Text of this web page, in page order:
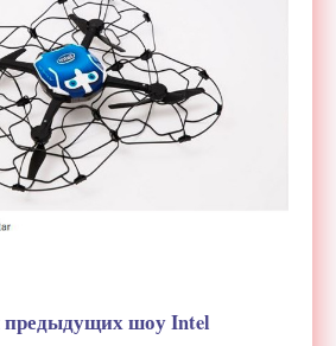
предыдущих шоу Intel